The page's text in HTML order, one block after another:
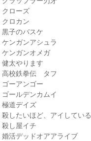
クローズ
クロカン
黒子のバスケ
ケンガンアシュラ
ケンガンオメガ
健太やります
高校鉄拳伝 タフ
ゴーアンゴー
ゴールデンカムイ
極道デイズ
殺したいほど、アイしている
殺し屋イチ
婚活デッドオアアライブ